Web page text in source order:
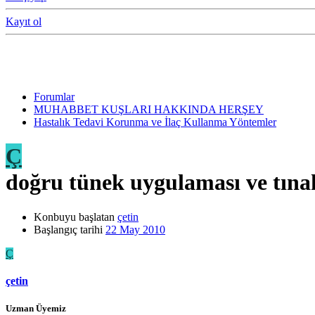
Kayıt ol
Forumlar
MUHABBET KUŞLARI HAKKINDA HERŞEY
Hastalık Tedavi Korunma ve İlaç Kullanma Yöntemler
Ç
doğru tünek uygulaması ve
Konbuyu başlatan çetin
Başlangıç tarihi 22 May 2010
Ç
çetin
Uzman Üyemiz